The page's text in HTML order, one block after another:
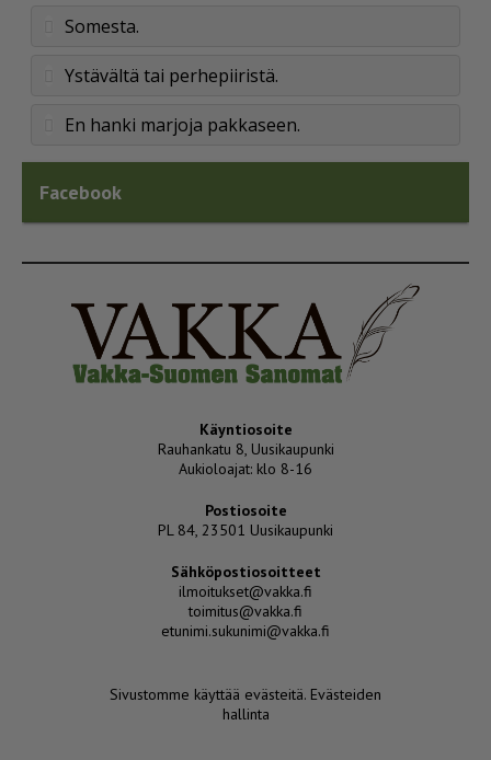
Somesta.
Ystävältä tai perhepiiristä.
En hanki marjoja pakkaseen.
Facebook
Käyntiosoite
Rauhankatu 8, Uusikaupunki
Aukioloajat: klo 8-16
Postiosoite
PL 84, 23501 Uusikaupunki
Sähköpostiosoitteet
ilmoitukset@vakka.fi
toimitus@vakka.fi
etunimi.sukunimi@vakka.fi
Sivustomme käyttää evästeitä. Evästeiden
hallinta